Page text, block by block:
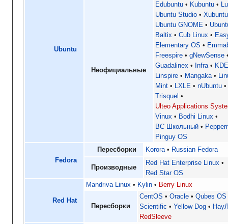
Ubuntu
Неофициальные
Edubuntu Kubuntu
Ubuntu Studio
Xubuntu
Ubuntu GNOME
Baltix
Cub Linux
Elementary OS
Freespire
gNewSense
Guadalinex
Infra
Linspire
Mangaka
Mint
LXLE
nUbuntu
Trisquel
Ulteo Applications
Vinux
Bodhi Linux
ВС Школьный
Pinguy OS
Fedora
Пересборки Korora Russian Fedora
Производные
Red Hat Enterprise Linux
Red Star OS
Red Hat
Mandriva Linux Kylin Berry Linux
Пересборки
CentOS Oracle
Qubes OS
Scientific
Yellow Dog
RedSleeve